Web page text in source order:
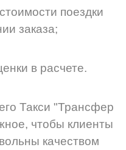
поездки
заказа;
в расчете.
Такси "Трансфер
чтобы клиенты
качеством